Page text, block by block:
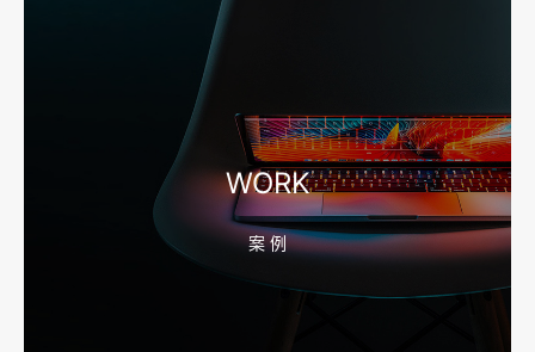
宁波高端网站建设公司推荐，移动端验收别放到最后
宁波网站建设报价怎么看？合同、源码和后台要先写清
WORK
案 例